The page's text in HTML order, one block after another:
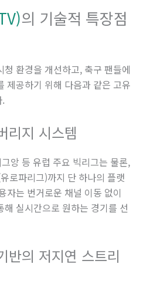
의 기술적 특장점
환경을 개선하고, 축구 팬들에
제공하기 위해 다음과 같은 고유
.
지 시스템
앙 등 유럽 주요 빅리그는 물론,
로파리그)까지 단 하나의 플랫
자는 번거로운 채널 이동 없이
실시간으로 원하는 경기를 선
의 저지연 스트리